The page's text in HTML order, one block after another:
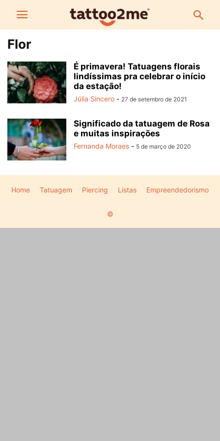
Flor
É primavera! Tatuagens florais
lindíssimas pra celebrar o início
da estação!
Júlia Sincero - 27 de setembro de 2021
Significado da tatuagem de Rosa
e muitas inspirações
Fernanda Moraes - 5 de março de 2020
Home Tatuagem Piercing Listas Empreendedorismo
©